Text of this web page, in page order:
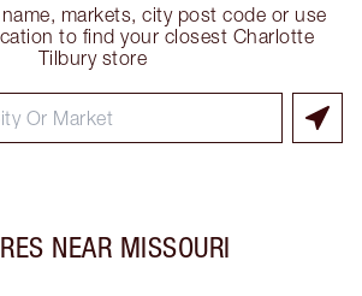
markets, city post code or use
to find your closest Charlotte
Tilbury store
NEAR MISSOURI